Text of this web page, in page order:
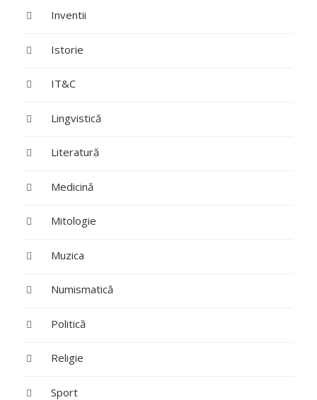
Inventii
Istorie
IT&C
Lingvistică
Literatură
Medicină
Mitologie
Muzica
Numismatică
Politică
Religie
Sport